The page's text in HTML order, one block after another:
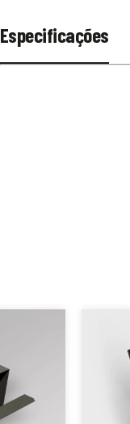
Especificações